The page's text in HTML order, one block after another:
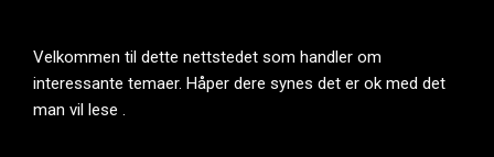
Velkommen til dette nettstedet som handler om
interessante temaer. Håper dere synes det er ok med det
man vil lese .